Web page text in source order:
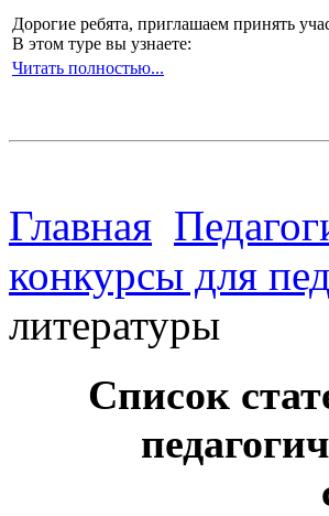
Дорогие ребята, приглашаем принять
В этом туре вы узнаете:
Читать полностью...
Главная
конкурсы для
литературы
Список